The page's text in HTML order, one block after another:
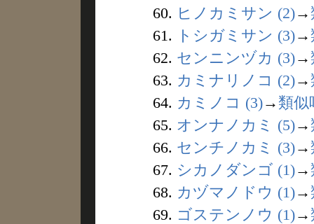
60. ヒノカミサン (2)→
61.
トシガミサン (3)→
62. センニンヅカ (3)→
63. カミナリノコ (2)→
64. カミノコ (3)→ 類似
65. オンナノカミ (5)→
66. センチノカミ (3)→
67. シカノダンゴ (1)→
68. カヅマノドウ (1)→
69. ゴステンノウ (1)→